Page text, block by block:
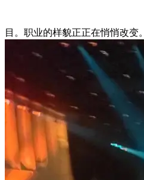
目。职业的样貌正正在悄悄改变。